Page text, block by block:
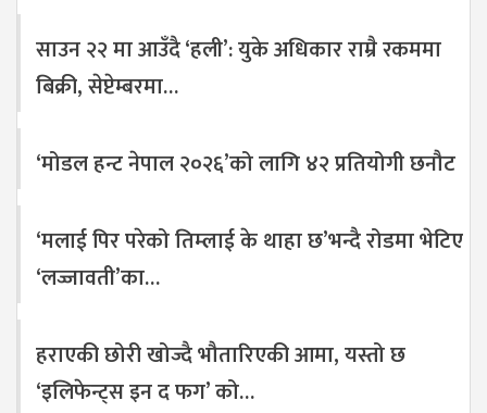
साउन २२ मा आउँदै ‘हली’: युके अधिकार राम्रै रकममा
बिक्री, सेप्टेम्बरमा…
‘मोडल हन्ट नेपाल २०२६’को लागि ४२ प्रतियोगी छनौट
‘मलाई पिर परेको तिम्लाई के थाहा छ’भन्दै रोडमा भेटिए
‘लज्जावती’का…
हराएकी छोरी खोज्दै भौतारिएकी आमा, यस्तो छ
‘इलिफेन्ट्स इन द फग’ को…